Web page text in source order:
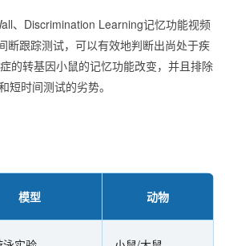
、Discrimination Learning记忆功能视频
断跟踪测试，可以有效地判断出尚处于疾
的转基因小鼠的记忆功能改变，并且排除
短时间测试的劣势。
模型 动物